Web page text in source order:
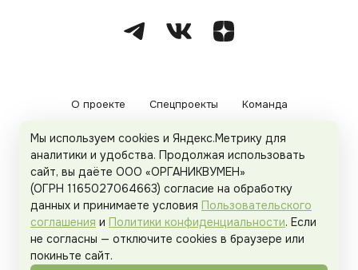
О проекте Спецпроекты Команда
Рекламодателям Политика конфиденциальности
Пользовательское соглашение
© 2026Organicwoman.ru . Все права защищены.
Мы используем cookies и Яндекс.Метрику для
аналитики и удобства. Продолжая использовать
сайт, вы даёте ООО «ОРГАНИКВУМЕН»
(ОГРН 1165027064663) согласие на обработку
данных и принимаете условия Пользовательского
соглашения и Политики конфиденциальности. Если
не согласны — отключите cookies в браузере или
покиньте сайт.